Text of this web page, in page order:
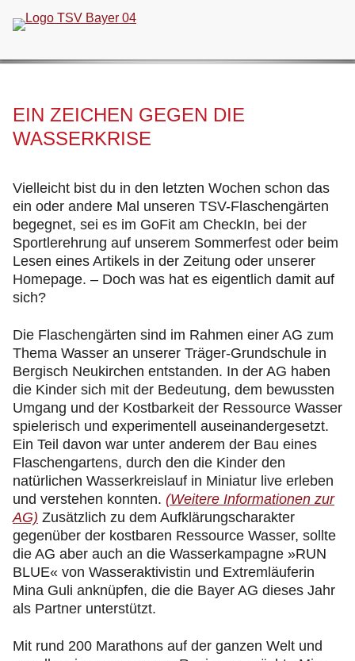
überspringen
EIN ZEICHEN GEGEN DIE
WASSERKRISE
Vielleicht bist du in den letzten Wochen schon das
ein oder andere Mal unseren TSV-Flaschengärten
begegnet, sei es im GoFit am CheckIn, bei der
Sportlerehrung auf unserem Sommerfest oder beim
Lesen eines Artikels in der Zeitung oder unserer
Homepage. – Doch was hat es eigentlich damit auf
sich?
Die Flaschengärten sind im Rahmen einer AG zum
Thema Wasser an unserer Träger-Grundschule in
Bergisch Neukirchen entstanden. In der AG haben
die Kinder sich mit der Bedeutung, dem bewussten
Umgang und der Kostbarkeit der Ressource Wasser
spielerisch und experimentell auseinandergesetzt.
Ein Teil davon war unter anderem der Bau eines
Flaschengartens, durch den die Kinder den
natürlichen Wasserkreislauf in Miniatur live erleben
und verstehen konnten. (Weitere Informationen zur
AG) Zusätzlich zu dem Aufklärungscharakter
gegenüber der kostbaren Ressource Wasser, sollte
die AG aber auch an die Wasserkampagne »RUN
BLUE« von Wasseraktivistin und Extremläuferin
Mina Guli anknüpfen, die die Bayer AG dieses Jahr
als Partner unterstützt.
Mit rund 200 Marathons auf der ganzen Welt und